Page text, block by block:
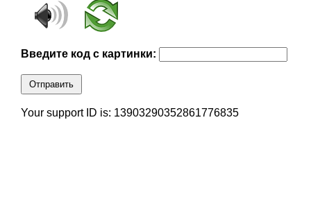
Введите код с картинки:
Отправить
Your support ID is: 13903290352861776835